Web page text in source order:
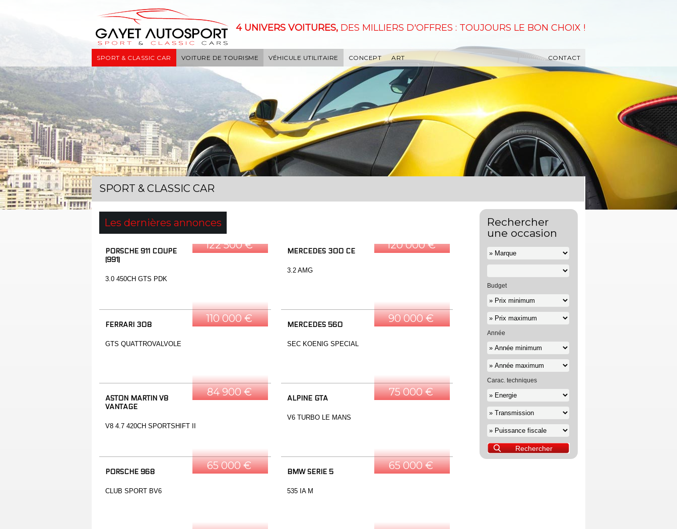
4 UNIVERS VOITURES, DES MILLIERS D'OFFRES : TOUJOURS LE BON CHOIX !
SPORT & CLASSIC CAR VOITURE DE TOURISME VÉHICULE UTILITAIRE CONCEPT ART CONTACT
SPORT & CLASSIC CAR
Les dernières annonces
122 500 €
PORSCHE 911 COUPE
(991)
3.0 450CH GTS PDK
120 000 €
MERCEDES 300 CE
3.2 AMG
110 000 €
FERRARI 308
GTS QUATTROVALVOLE
90 000 €
MERCEDES 560
SEC KOENIG SPECIAL
84 900 €
ASTON MARTIN V8
VANTAGE
V8 4.7 420CH SPORTSHIFT II
75 000 €
ALPINE GTA
V6 TURBO LE MANS
65 000 €
PORSCHE 968
CLUB SPORT BV6
65 000 €
BMW SERIE 5
535 IA M
Rechercher
une occasion
Budget
Année
Carac. techniques